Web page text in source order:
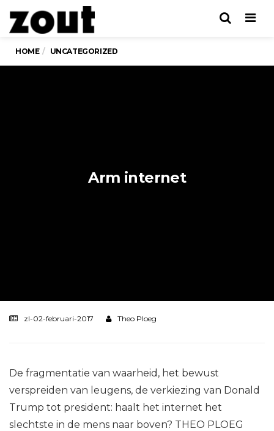
HOME UNCATEGORIZED
Arm internet
zl-02-februari-2017 Theo Ploeg
De fragmentatie van waarheid, het bewust
verspreiden van leugens, de verkiezing van Donald
Trump tot president: haalt het internet het
slechtste in de mens naar boven? THEO PLOEG